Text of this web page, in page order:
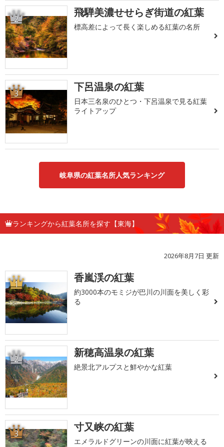
2 飛騨美濃せせらぎ街道の紅葉
標高差によって長く楽しめる紅葉の名所
3 下呂温泉の紅葉
日本三名泉のひとつ・下呂温泉で見る紅葉
ライトアップ
岐阜県の紅葉名所人気ランキング
ランキングから紅葉名所を探す【東海】
2026年8月7日 更新
1 香嵐渓の紅葉
約3000本のモミジが巴川の川面を美しく彩
る
2 新穂高温泉の紅葉
絶景北アルプスと鮮やかな紅葉
3 寸又峡の紅葉
エメラルドグリーンの川面に紅葉が映える